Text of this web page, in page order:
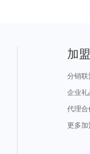
加
分销联
企业礼
代理合
更多加